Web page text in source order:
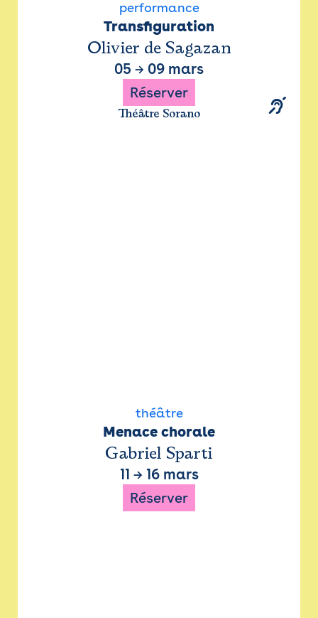
performance
Transfiguration
Olivier de Sagazan
05 → 09 mars
Réserver
Théâtre Sorano
théâtre
Menace chorale
Gabriel Sparti
11 → 16 mars
Réserver